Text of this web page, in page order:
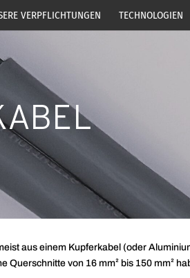
VERPFLICHTUNGEN TECHNOLOGIEN
aus einem Kupferkabel (oder
Querschnitte von 16 mm² bis 150 mm²